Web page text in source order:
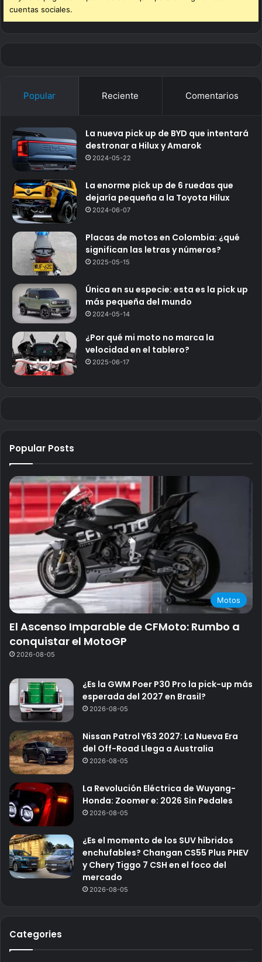
cuentas sociales.
Popular Reciente Comentarios
La nueva pick up de BYD que intentará
destronar a Hilux y Amarok
2024-05-22
La enorme pick up de 6 ruedas que
dejaría pequeña a la Toyota Hilux
2024-06-07
Placas de motos en Colombia: ¿qué
significan las letras y números?
2025-05-15
Única en su especie: esta es la pick up
más pequeña del mundo
2024-05-14
¿Por qué mi moto no marca la
velocidad en el tablero?
2025-06-17
Popular Posts
Motos
El Ascenso Imparable de CFMoto: Rumbo a
conquistar el MotoGP
2026-08-05
¿Es la GWM Poer P30 Pro la pick-up más
esperada del 2027 en Brasil?
2026-08-05
Nissan Patrol Y63 2027: La Nueva Era
del Off-Road Llega a Australia
2026-08-05
La Revolución Eléctrica de Wuyang-
Honda: Zoomer e: 2026 Sin Pedales
2026-08-05
¿Es el momento de los SUV híbridos
enchufables? Changan CS55 Plus PHEV
y Chery Tiggo 7 CSH en el foco del
mercado
2026-08-05
Categories